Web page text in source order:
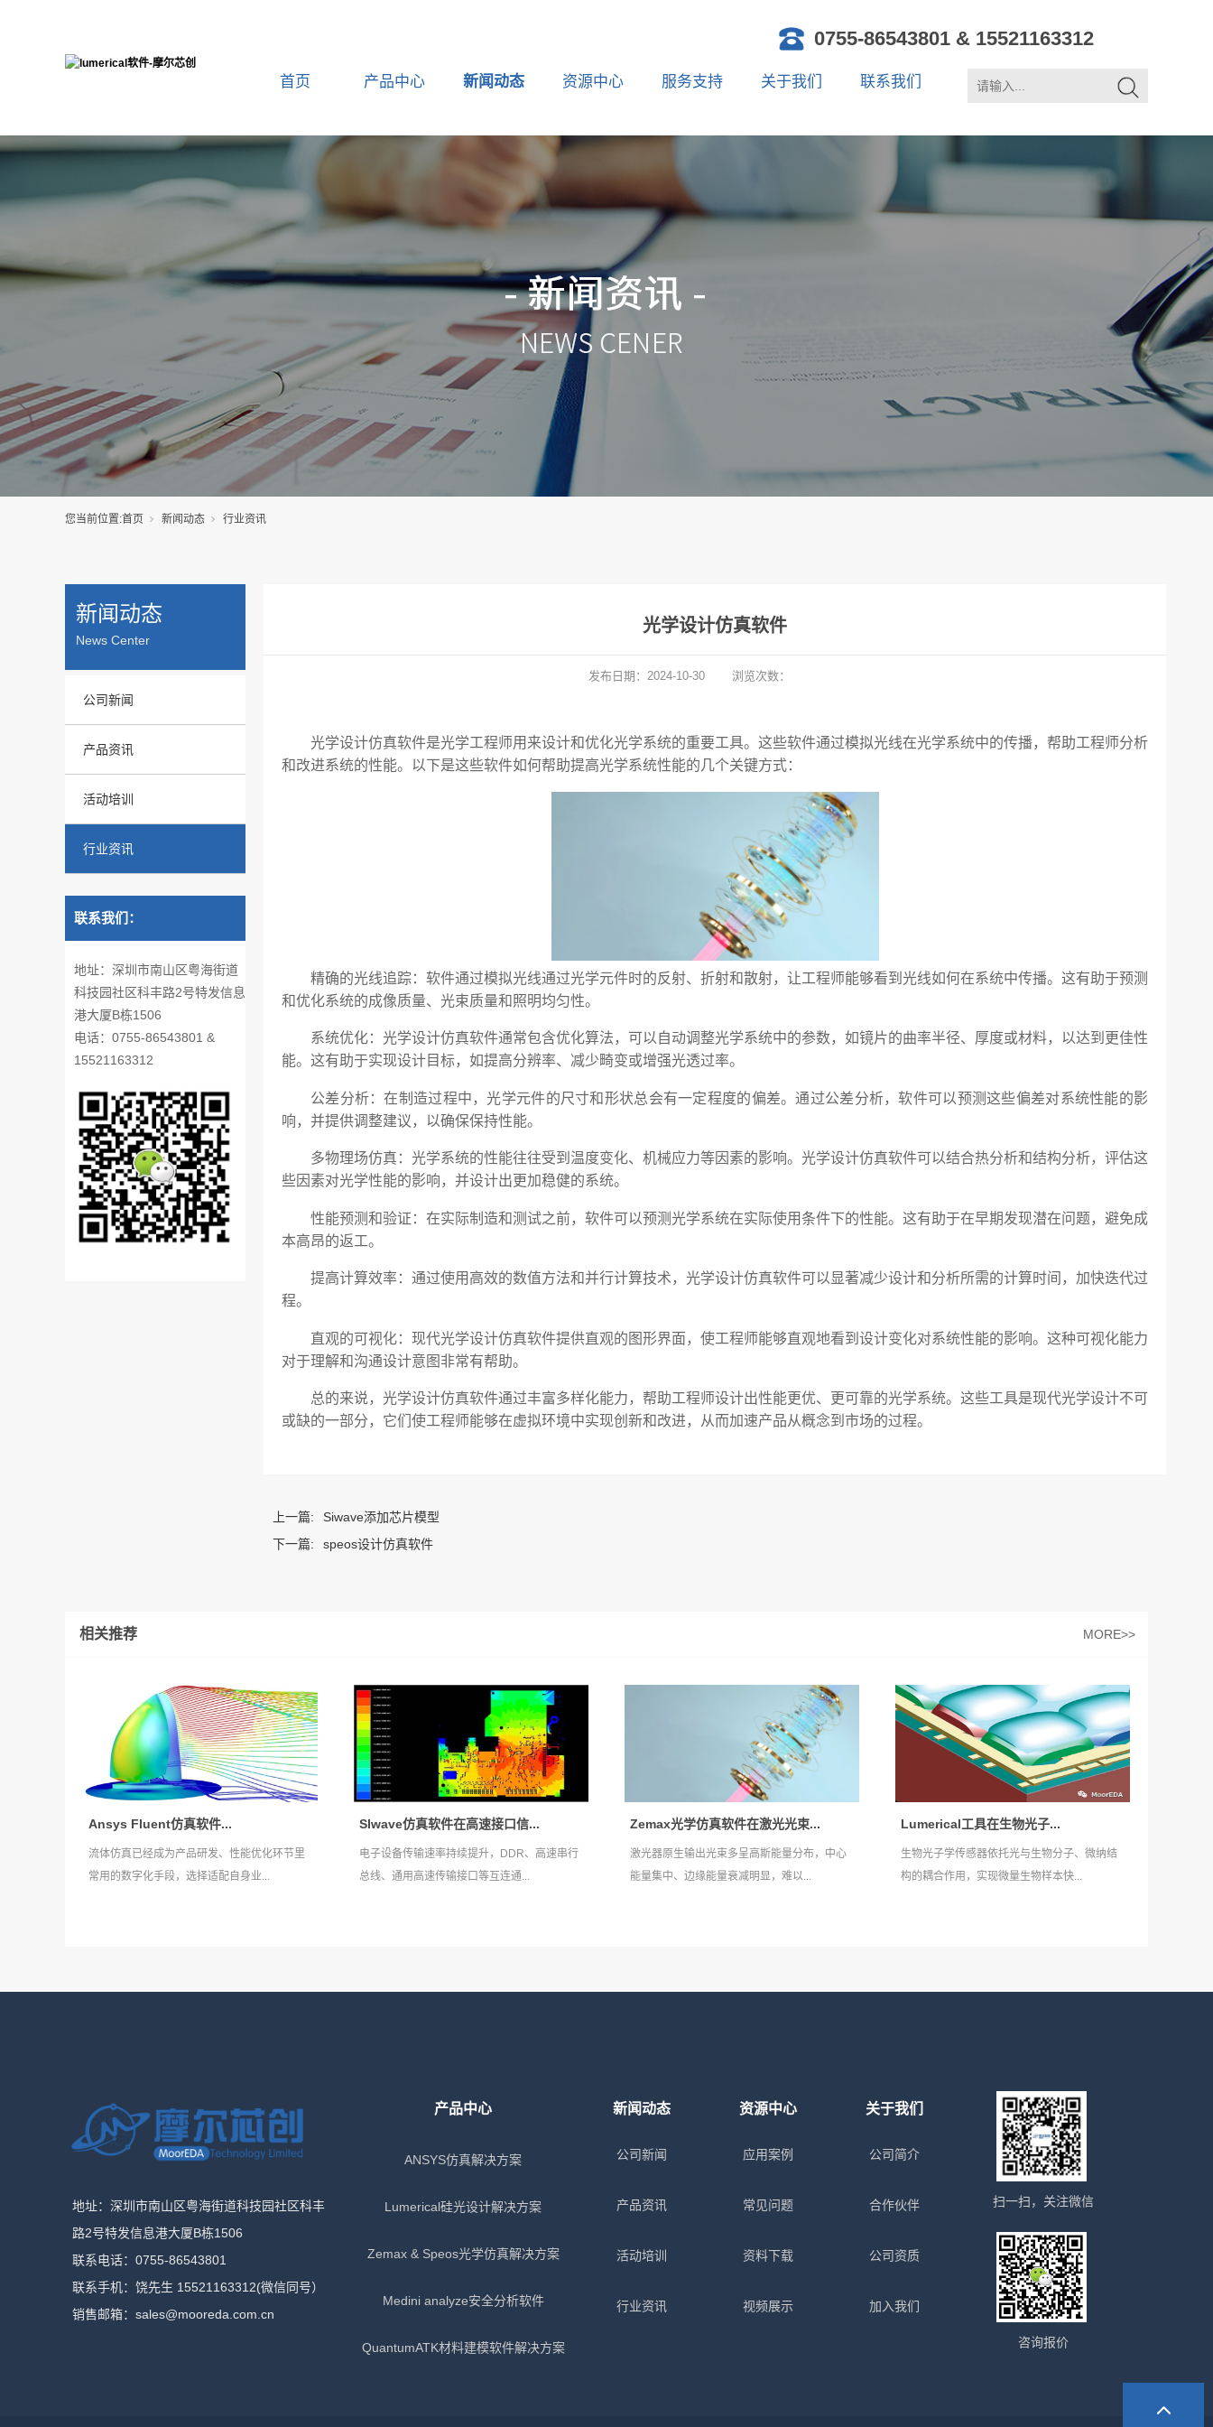
0755-86543801 & 15521163312
首页 产品中心 新闻动态 资源中心 服务支持 关于我们 联系我们
您当前位置:首页 新闻动态 行业资讯
新闻动态
News Center
公司新闻
产品资讯
活动培训
行业资讯
联系我们：
地址：深圳市南山区粤海街道
科技园社区科丰路2号特发信息
港大厦B栋1506
电话：0755-86543801 &
15521163312
光学设计仿真软件
发布日期： 2024-10-30 浏览次数：
光学设计仿真软件是光学工程师用来设计和优化光学系统的重要工具。这些软件通过模拟光线在光学系统中的传播，帮助工程师分析
和改进系统的性能。以下是这些软件如何帮助提高光学系统性能的几个关键方式：
精确的光线追踪：软件通过模拟光线通过光学元件时的反射、折射和散射，让工程师能够看到光线如何在系统中传播。这有助于预测
和优化系统的成像质量、光束质量和照明均匀性。
系统优化：光学设计仿真软件通常包含优化算法，可以自动调整光学系统中的参数，如镜片的曲率半径、厚度或材料，以达到更佳性
能。这有助于实现设计目标，如提高分辨率、减少畸变或增强光透过率。
公差分析：在制造过程中，光学元件的尺寸和形状总会有一定程度的偏差。通过公差分析，软件可以预测这些偏差对系统性能的影
响，并提供调整建议，以确保保持性能。
多物理场仿真：光学系统的性能往往受到温度变化、机械应力等因素的影响。光学设计仿真软件可以结合热分析和结构分析，评估这
些因素对光学性能的影响，并设计出更加稳健的系统。
性能预测和验证：在实际制造和测试之前，软件可以预测光学系统在实际使用条件下的性能。这有助于在早期发现潜在问题，避免成
本高昂的返工。
提高计算效率：通过使用高效的数值方法和并行计算技术，光学设计仿真软件可以显著减少设计和分析所需的计算时间，加快迭代过
程。
直观的可视化：现代光学设计仿真软件提供直观的图形界面，使工程师能够直观地看到设计变化对系统性能的影响。这种可视化能力
对于理解和沟通设计意图非常有帮助。
总的来说，光学设计仿真软件通过丰富多样化能力，帮助工程师设计出性能更优、更可靠的光学系统。这些工具是现代光学设计不可
或缺的一部分，它们使工程师能够在虚拟环境中实现创新和改进，从而加速产品从概念到市场的过程。
上一篇:
Siwave添加芯片模型
下一篇:
speos设计仿真软件
相关推荐 MORE>>
Ansys Fluent仿真软件...
流体仿真已经成为产品研发、性能优化环节里
常用的数字化手段，选择适配自身业...
SIwave仿真软件在高速接口信...
电子设备传输速率持续提升，DDR、高速串行
总线、通用高速传输接口等互连通...
Zemax光学仿真软件在激光光束...
激光器原生输出光束多呈高斯能量分布，中心
能量集中、边缘能量衰减明显，难以...
Lumerical工具在生物光子...
生物光子学传感器依托光与生物分子、微纳结
构的耦合作用，实现微量生物样本快...
地址：深圳市南山区粤海街道科技园社区科丰
路2号特发信息港大厦B栋1506
联系电话：0755-86543801
联系手机：饶先生 15521163312(微信同号）
销售邮箱：sales@mooreda.com.cn
产品中心
ANSYS仿真解决方案
Lumerical硅光设计解决方案
Zemax & Speos光学仿真解决方案
Medini analyze安全分析软件
QuantumATK材料建模软件解决方案
新闻动态
公司新闻
产品资讯
活动培训
行业资讯
资源中心
应用案例
常见问题
资料下载
视频展示
关于我们
公司简介
合作伙伴
公司资质
加入我们
扫一扫，关注微信
咨询报价